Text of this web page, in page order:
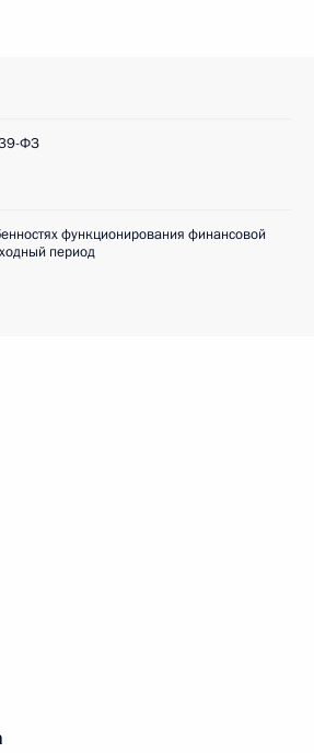
ФЗ
функционирования финансовой
период